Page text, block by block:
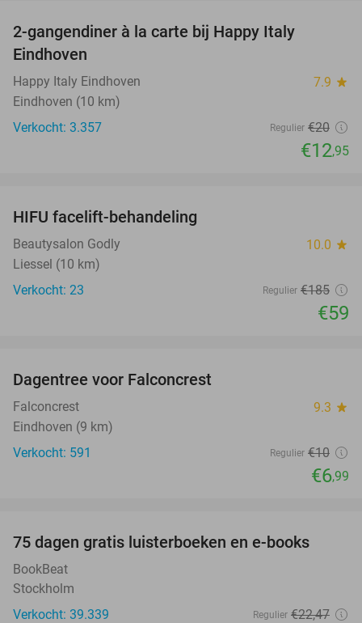
2-gangendiner à la carte bij Happy Italy
Eindhoven
Happy Italy Eindhoven 7.9 star
Eindhoven (10 km)
Verkocht: 3.357
Regulier €20
€12,95
HIFU facelift-behandeling
Beautysalon Godly 10.0 star
Liessel (10 km)
Verkocht: 23
Regulier €185
€59
Dagentree voor Falconcrest
Falconcrest 9.3 star
Eindhoven (9 km)
Verkocht: 591
Regulier €10
€6,99
75 dagen gratis luisterboeken en e-books
BookBeat
Stockholm
Verkocht: 39.339
Regulier €22,47